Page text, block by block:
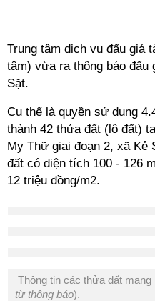
Trung tâm dịch vụ đấu giá
tâm) vừa ra thông báo đấu
Sặt.
Cụ thể là quyền sử dụng
thành 42 thửa đất (lô đất)
My Thữ giai đoạn 2, xã Kẻ
đất có diện tích 100 - 126
12 triệu đồng/m2.
Thông tin các thửa đất mang
từ thông báo).